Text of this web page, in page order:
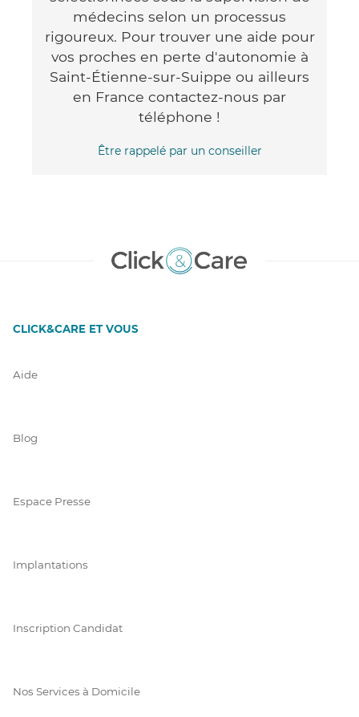
médecins selon un processus
rigoureux. Pour trouver une aide pour
vos proches en perte d'autonomie à
Saint-Étienne-sur-Suippe ou ailleurs
en France contactez-nous par
téléphone !
Être rappelé par un conseiller
CLICK&CARE ET VOUS
Aide
Blog
Espace Presse
Implantations
Inscription Candidat
Nos Services à Domicile